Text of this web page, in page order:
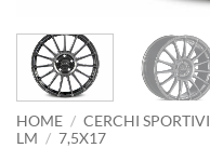
HOME / CERCHI SPORTIVI
LM / 7,5X17